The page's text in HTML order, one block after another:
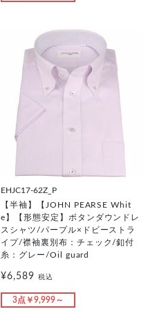
EHJC17-62Z_P
【半袖】【JOHN PEARSE Whit
e】【形態安定】ボタンダウンドレ
スシャツ/パープル×ドビーストラ
イプ/襟袖裏別布：チェック/釦付
糸：グレー/Oil guard
¥6,589 税込
3点￥9,999～